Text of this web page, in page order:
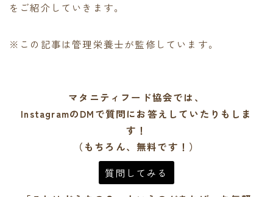
をご紹介していきます。
※この記事は管理栄養士が監修しています。
マタニティフード協会では、
InstagramのDMで質問にお答えしていたりもしま
す！
（もちろん、無料です！）
質問してみる